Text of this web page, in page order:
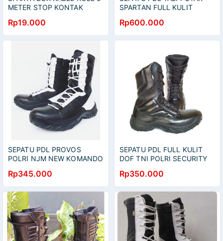
METER STOP KONTAK
COLOKAN
Rp19.000
SPARTAN FULL KULIT
Rp600.000
SEPATU PDL PROVOS
POLRI NJM NEW KOMANDO
Rp345.000
SEPATU PDL FULL KULIT
DOF TNI POLRI SECURITY
Rp350.000